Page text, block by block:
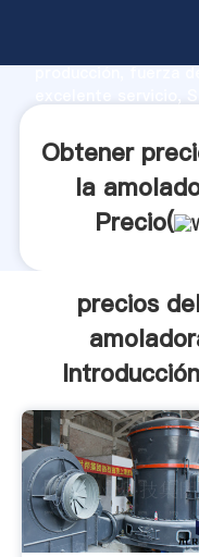
producción, fuerza
valor y aporta
Obtener
la
Precio(
precios